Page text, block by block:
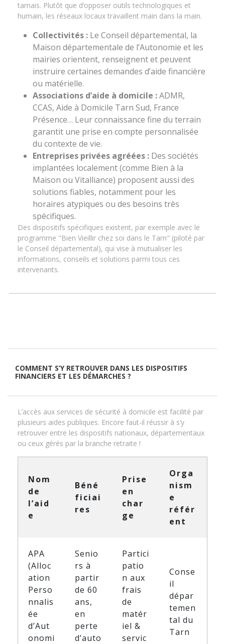
tarnais. Plutôt que d’opposer outils technologiques et
humain, les réseaux locaux travaillent main dans la main.
Collectivités : Le Conseil départemental, la
Maison départementale de l’Autonomie et les
mairies orientent, renseignent et peuvent
instruire certaines demandes d’aide financière
ou matérielle.
Associations d’aide à domicile :ADMR,
CCAS, Aide à Domicile Tarn Sud, France
Présence… Leur connaissance fine du terrain
garantit une prise en compte personnalisée
du contexte de vie.
Entreprises privées agréées : Des sociétés
implantées localement (comme Bien à la
Maison ou Vitalliance) proposent aussi des
solutions fiables, notamment pour les
horaires atypiques ou des besoins très
spécifiques.
Des dispositifs spécifiques existent, par exemple avec le
programme "Bien Vieillir chez soi dans le Tarn" (piloté par
le Conseil départemental), qui vise à mutualiser les
informations, conseils et solutions parmi tous ces
intervenants.
COMMENT S’Y RETROUVER DANS LES DISPOSITIFS
FINANCIERS ET LES DÉMARCHES ?
L’accès aux services de sécurité à domicile est facilité par
plusieurs aides publiques. Encore faut-il réussir à s’y
retrouver entre les dispositifs nationaux, départementaux
ou ceux gérés par la branche retraite !
Nom
de
l’aid
e
Béné
ficiai
res
Prise
en
char
ge
Orga
nism
e
référ
ent
APA
(Alloc
ation
Perso
nnalis
ée
d’Aut
onomi
Senio
rs à
partir
de 60
ans,
en
perte
d’auto
Partici
patio
n aux
frais
de
matér
iel &
servic
Conse
il
dépar
temen
tal du
Tarn